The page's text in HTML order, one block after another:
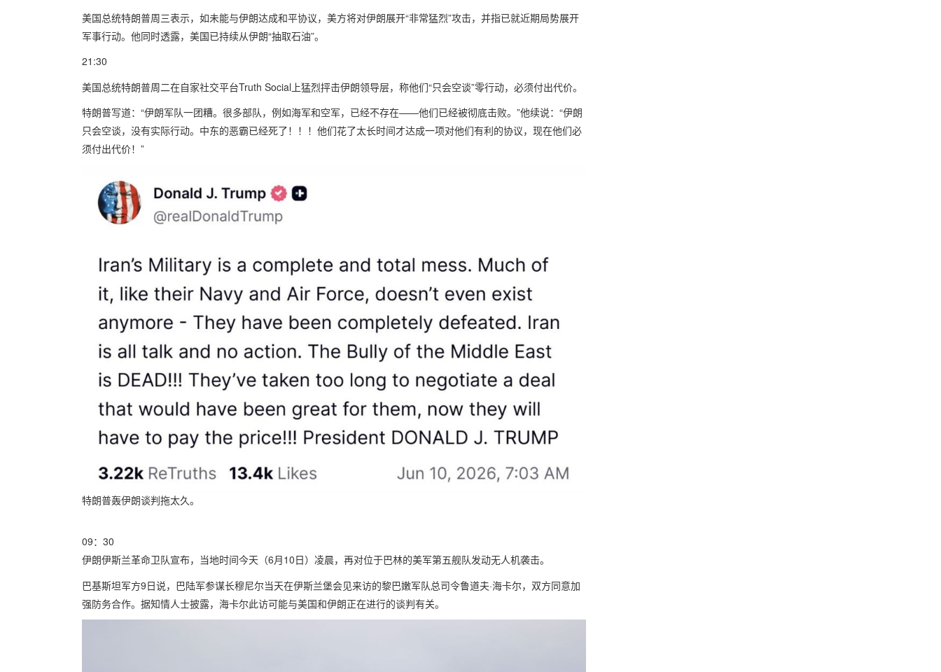
美国总统特朗普周三表示，如未能与伊朗达成和平协议，美方将对伊朗展开“非常猛烈”攻击，并指已就近期局势展开
军事行动。他同时透露，美国已持续从伊朗“抽取石油”。
21:30
美国总统特朗普周二在自家社交平台Truth Social上猛烈抨击伊朗领导层，称他们“只会空谈”零行动，必须付出代价。
特朗普写道：“伊朗军队一团糟。很多部队，例如海军和空军，已经不存在——他们已经被彻底击败。”他续说：“伊朗
只会空谈，没有实际行动。中东的恶霸已经死了！！！他们花了太长时间才达成一项对他们有利的协议，现在他们必
须付出代价！”
特朗普轰伊朗谈判拖太久。
09：30
伊朗伊斯兰革命卫队宣布，当地时间今天（6月10日）凌晨，再对位于巴林的美军第五舰队发动无人机袭击。
巴基斯坦军方9日说，巴陆军参谋长穆尼尔当天在伊斯兰堡会见来访的黎巴嫩军队总司令鲁道夫·海卡尔，双方同意加
强防务合作。据知情人士披露，海卡尔此访可能与美国和伊朗正在进行的谈判有关。